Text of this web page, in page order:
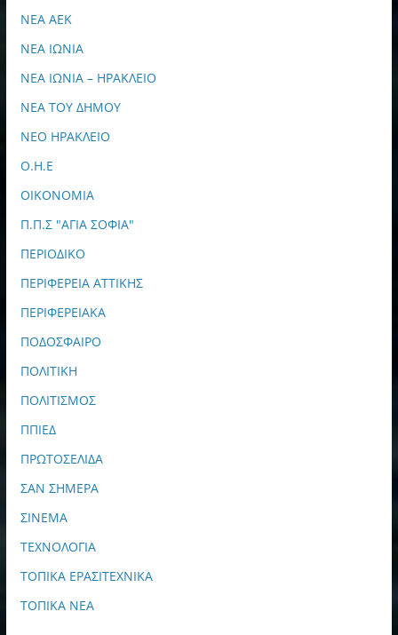
ΝΕΑ ΑΕΚ
ΝΕΑ ΙΩΝΙΑ
ΝΕΑ ΙΩΝΙΑ – ΗΡΑΚΛΕΙΟ
ΝΕΑ ΤΟΥ ΔΗΜΟΥ
ΝΕΟ ΗΡΑΚΛΕΙΟ
Ο.Η.Ε
ΟΙΚΟΝΟΜΙΑ
Π.Π.Σ "ΑΓΙΑ ΣΟΦΙΑ"
ΠΕΡΙΟΔΙΚΟ
ΠΕΡΙΦΕΡΕΙΑ ΑΤΤΙΚΗΣ
ΠΕΡΙΦΕΡΕΙΑΚΑ
ΠΟΔΟΣΦΑΙΡΟ
ΠΟΛΙΤΙΚΗ
ΠΟΛΙΤΙΣΜΟΣ
ΠΠΙΕΔ
ΠΡΩΤΟΣΕΛΙΔΑ
ΣΑΝ ΣΗΜΕΡΑ
ΣΙΝΕΜΑ
ΤΕΧΝΟΛΟΓΙΑ
ΤΟΠΙΚΑ ΕΡΑΣΙΤΕΧΝΙΚΑ
ΤΟΠΙΚΑ ΝΕΑ